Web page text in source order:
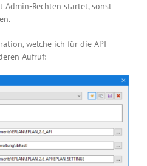
Admin-Rechten startet, sonst
welche ich für die API-
Aufruf: